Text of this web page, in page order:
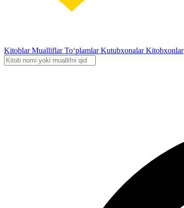
KitoblarMualliflarTo‘plamlarKutubxonalarKitobxonlar